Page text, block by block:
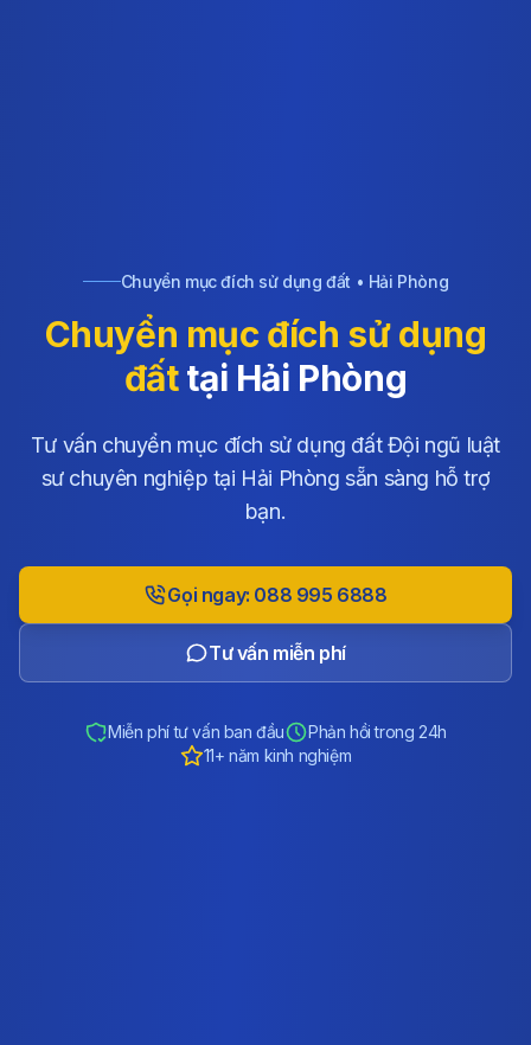
Chuyển mục đích sử dụng đất • Hải Phòng
Chuyển mục đích sử dụng
đấttại Hải Phòng
Tư vấn chuyển mục đích sử dụng đất Đội ngũ luật
sư chuyên nghiệp tại Hải Phòng sẵn sàng hỗ trợ
bạn.
Gọi ngay: 088 995 6888
Tư vấn miễn phí
Miễn phí tư vấn ban đầu
Phản hồi trong 24h
11+ năm kinh nghiệm